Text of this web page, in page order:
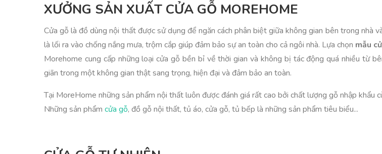
XƯỞNG SẢN XUẤT CỬA GỖ MOREHOME
Cửa gỗ là đồ dùng nội thất được sử dụng để ngăn cách phân biệt giữa không gian bên trong nhà
là lối ra vào chống nắng mưa, trộm cắp giúp đảm bảo sự an toàn cho cả ngôi nhà. Lựa chọn mẫu
Morehome cung cấp những loại cửa gỗ bền bỉ về thời gian và không bị tác động quá nhiều từ
giãn trong một không gian thật sang trọng, hiện đại và đảm bảo an toàn.
Tại MoreHome những sản phẩm nội thất luôn được đánh giá rất cao bởi chất lượng gỗ nhập khẩu
Những sản phẩm cửa gỗ, đồ gỗ nội thất, tủ áo, cửa gỗ, tủ bếp là những sản phẩm tiêu biểu...